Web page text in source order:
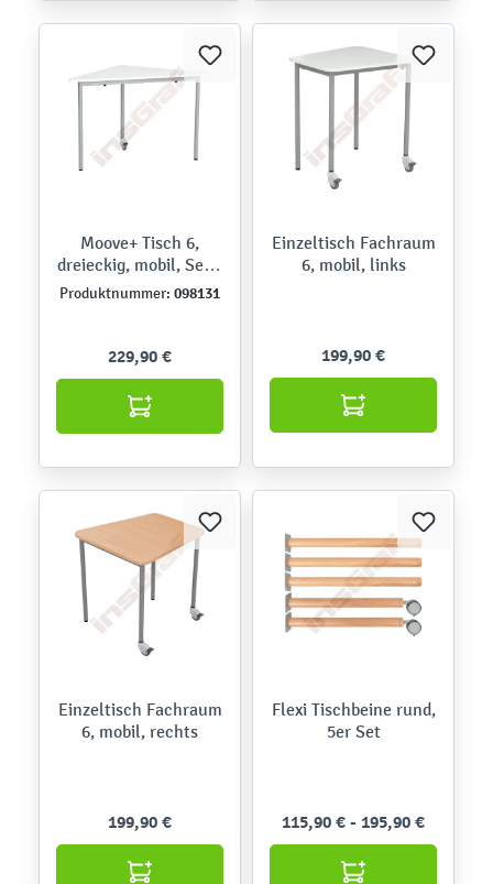
Moove+ Tisch 6,
dreieckig, mobil, Seite
90 cm, TH 76 cm -
Produktnummer: 098131
229,90 €
Einzeltisch Fachraum
6, mobil, links
199,90 €
Einzeltisch Fachraum
6, mobil, rechts
199,90 €
Flexi Tischbeine rund,
5er Set
115,90 € - 195,90 €